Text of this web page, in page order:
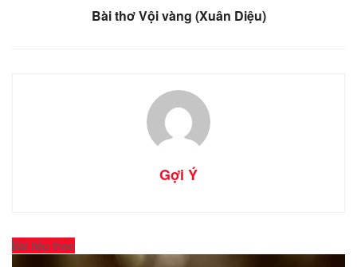
Bài thơ Vội vàng (Xuân Diệu)
Gợi Ý
Bài tiếp theo